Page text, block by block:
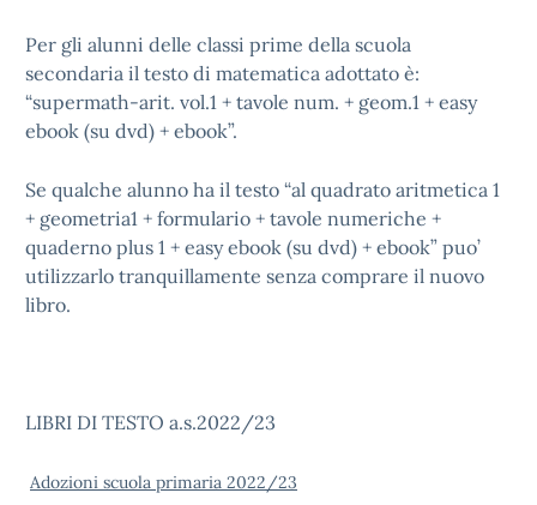
Per gli alunni delle classi prime della scuola
secondaria il testo di matematica adottato è:
“supermath-arit. vol.1 + tavole num. + geom.1 + easy
ebook (su dvd) + ebook”.
Se qualche alunno ha il testo “al quadrato aritmetica 1
+ geometria1 + formulario + tavole numeriche +
quaderno plus 1 + easy ebook (su dvd) + ebook” puo’
utilizzarlo tranquillamente senza comprare il nuovo
libro.
LIBRI DI TESTO a.s.2022/23
Adozioni scuola primaria 2022/23